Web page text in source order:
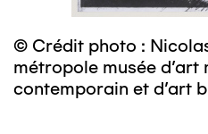
© Crédit photo :
métropole musée d’art
contemporain et d’art